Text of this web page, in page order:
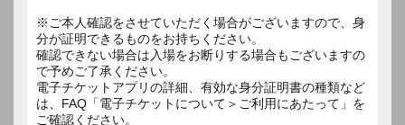
※ご本人確認をさせていただく場合がございますので、身
分が証明できるものをお持ちください。
確認できない場合は入場をお断りする場合もございますの
で予めご了承ください。
電子チケットアプリの詳細、有効な身分証明書の種類など
は、FAQ「電子チケットについて＞ご利用にあたって」を
ご確認ください。